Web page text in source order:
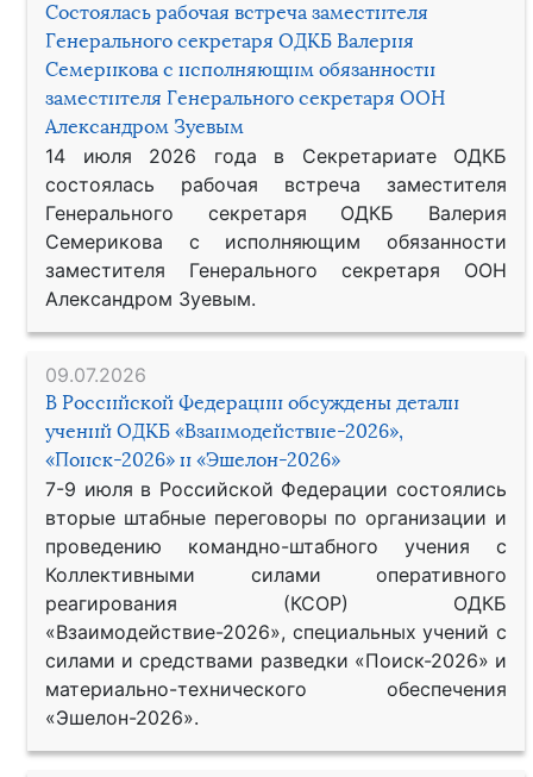
Состоялась рабочая встреча заместителя
Генерального секретаря ОДКБ Валерия
Семерикова с исполняющим обязанности
заместителя Генерального секретаря ООН
Александром Зуевым
14 июля 2026 года в Секретариате ОДКБ
состоялась рабочая встреча заместителя
Генерального секретаря ОДКБ Валерия
Семерикова с исполняющим обязанности
заместителя Генерального секретаря ООН
Александром Зуевым.
09.07.2026
В Российской Федерации обсуждены детали
учений ОДКБ «Взаимодействие-2026»,
«Поиск-2026» и «Эшелон-2026»
7-9 июля в Российской Федерации состоялись
вторые штабные переговоры по организации и
проведению командно-штабного учения с
Коллективными силами оперативного
реагирования (КСОР) ОДКБ
«Взаимодействие-2026», специальных учений с
силами и средствами разведки «Поиск-2026» и
материально-технического обеспечения
«Эшелон-2026».